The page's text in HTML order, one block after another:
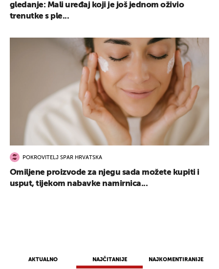
AKTUALNO NAJČITANIJE NAJKOMENTIRANIJE
gledanje: Mali uređaj koji je još jednom oživio
trenutke s ple...
POKROVITELJ SPAR HRVATSKA
Omiljene proizvode za njegu sada možete kupiti i
usput, tijekom nabavke namirnica...